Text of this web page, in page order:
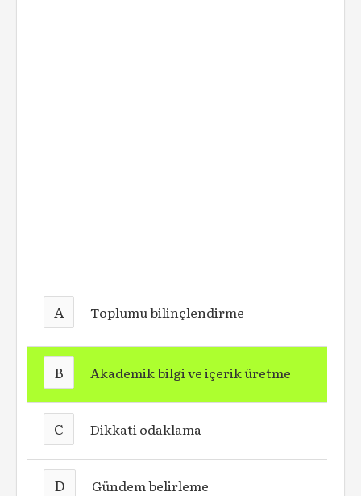
A Toplumu bilinçlendirme
B Akademik bilgi ve içerik üretme
C Dikkati odaklama
D Gündem belirleme